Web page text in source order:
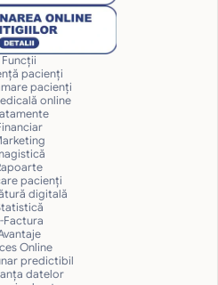
Funcții
pacienți
pacienți
online
pacienți
digitală
Factura
Online
predictibil
datelor